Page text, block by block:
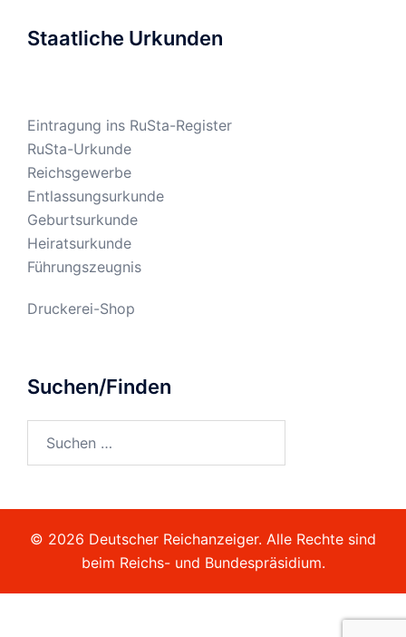
Staatliche Urkunden
Eintragung ins RuSta-Register
RuSta-Urkunde
Reichsgewerbe
Entlassungsurkunde
Geburtsurkunde
Heiratsurkunde
Führungszeugnis
Druckerei-Shop
Suchen/Finden
nach:
© 2026 Deutscher Reichanzeiger. Alle Rechte sind
beim Reichs- und Bundespräsidium.